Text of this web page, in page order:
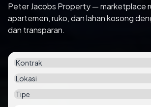
Peter Jacobs Property — marketplace
apartemen, ruko, dan lahan kosong
dan transparan.